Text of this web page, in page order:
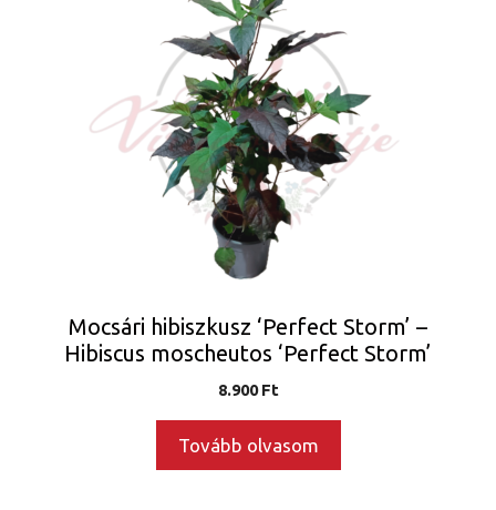
Mocsári hibiszkusz ‘Perfect Storm’ –
Hibiscus moscheutos ‘Perfect Storm’
8.900Ft
Tovább olvasom